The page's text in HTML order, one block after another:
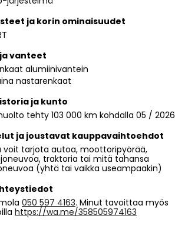
ja korin ominaisuudet
vanteet
alumiinivantein
nastarenkaat
ja kunto
tehty 103 000 km kohdalla 05 / 2026
ja joustavat kauppavaihtoehdot
voit tarjota autoa, moottoripyörää,
traktoria tai mitä tahansa
(yhtä tai vaikka useampaakin)
050 597 4163. Minut tavoittaa myös
https://wa.me/358505974163